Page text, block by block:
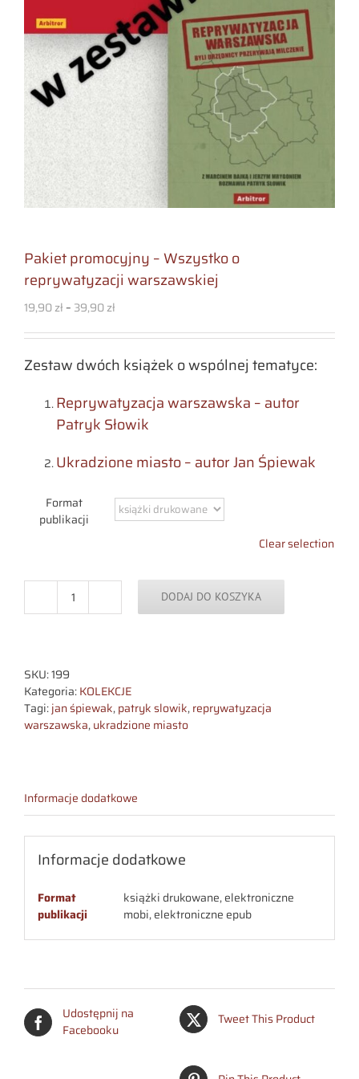
Pakiet promocyjny – Wszystko o
reprywatyzacji warszawskiej
19,90zł– 39,90zł
Zestaw dwóch książek o wspólnej tematyce:
Reprywatyzacja warszawska – autor
Patryk Słowik
Ukradzione miasto – autor Jan Śpiewak
Format
publikacji
Clear selection
ilość
o
reprywatyzacji
warszawskiej
DODAJ DO KOSZYKA
SKU:199
Kategoria:KOLEKCJE
Tagi:jan śpiewak,patryk slowik,reprywatyzacja
warszawska,ukradzione miasto
Informacje dodatkowe
Informacje dodatkowe
Format
publikacji
książki drukowane, elektroniczne
mobi, elektroniczne epub
Udostępnij na
Facebooku
Tweet This Product